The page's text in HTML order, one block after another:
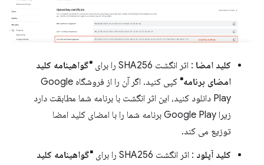
کلید امضا : اثر انگشت SHA256 را برای
"گواهینامه کلید
امضای برنامه"
کپی کنید. اگر آن را از فروشگاه Google
Play دانلود کنید، این اثر انگشت با برنامه شما مطابقت دارد
زیرا Google Play برنامه شما را با امضای کلید امضا
توزیع می کند.
کلید آپلود : اثر انگشت SHA256 را برای
"گواهینامه کلید